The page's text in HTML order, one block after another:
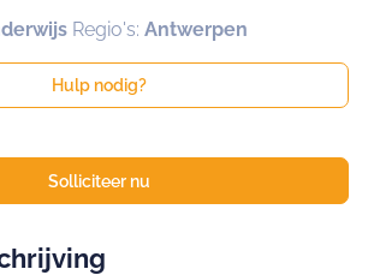
Regio's: Antwerpen
Hulp nodig?
Solliciteer nu